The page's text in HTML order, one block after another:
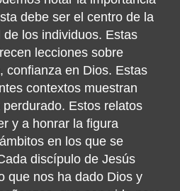
debe ser el centro de la
los individuos. Estas
lecciones sobre
confianza en Dios. Estas
contextos muestran
Estos relatos
y a honrar la figura
en los que se
discípulo de Jesús
que nos ha dado Dios y